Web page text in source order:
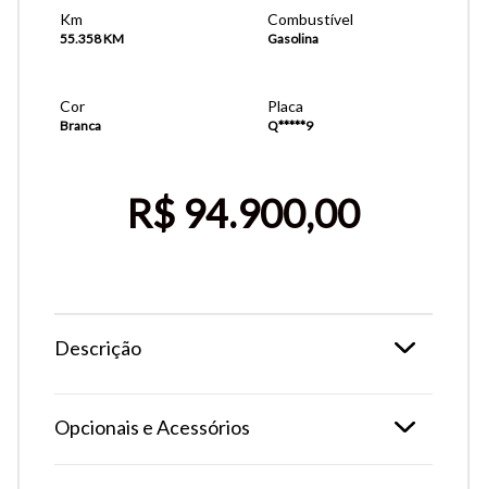
Tamanho do texto
Km
55.358 KM
Combustível
Gasolina
Cor
Branca
Placa
Q*****9
R$ 94.900,00
Descrição
Opcionais e Acessórios